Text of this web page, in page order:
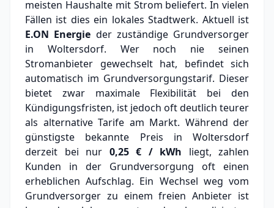
meisten Haushalte mit Strom beliefert. In vielen
Fällen ist dies ein lokales Stadtwerk. Aktuell ist
E.ON Energie der zuständige Grundversorger
in Woltersdorf. Wer noch nie seinen
Stromanbieter gewechselt hat, befindet sich
automatisch im Grundversorgungstarif. Dieser
bietet zwar maximale Flexibilität bei den
Kündigungsfristen, ist jedoch oft deutlich teurer
als alternative Tarife am Markt. Während der
günstigste bekannte Preis in Woltersdorf
derzeit bei nur 0,25 € / kWh liegt, zahlen
Kunden in der Grundversorgung oft einen
erheblichen Aufschlag. Ein Wechsel weg vom
Grundversorger zu einem freien Anbieter ist